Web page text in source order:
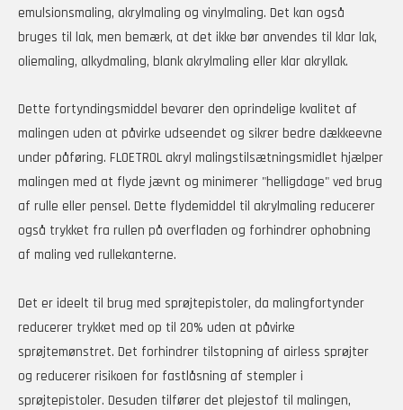
emulsionsmaling, akrylmaling og vinylmaling. Det kan også
bruges til lak, men bemærk, at det ikke bør anvendes til klar lak,
oliemaling, alkydmaling, blank akrylmaling eller klar akryllak.
Dette fortyndingsmiddel bevarer den oprindelige kvalitet af
malingen uden at påvirke udseendet og sikrer bedre dækkeevne
under påføring. FLOETROL akryl malingstilsætningsmidlet hjælper
malingen med at flyde jævnt og minimerer "helligdage" ved brug
af rulle eller pensel. Dette flydemiddel til akrylmaling reducerer
også trykket fra rullen på overfladen og forhindrer ophobning
af maling ved rullekanterne.
Det er ideelt til brug med sprøjtepistoler, da malingfortynder
reducerer trykket med op til 20% uden at påvirke
sprøjtemønstret. Det forhindrer tilstopning af airless sprøjter
og reducerer risikoen for fastlåsning af stempler i
sprøjtepistoler. Desuden tilfører det plejestof til malingen,